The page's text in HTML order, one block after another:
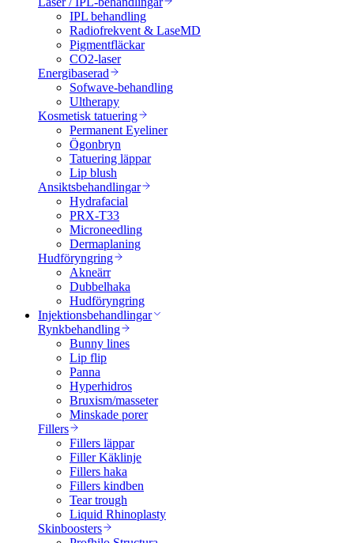
IPL behandling
Radiofrekvent & LaseMD
Pigmentfläckar
CO2-laser
Energibaserad
Sofwave-behandling
Ultherapy
Kosmetisk tatuering
Permanent Eyeliner
Ögonbryn
Tatuering läppar
Lip blush
Ansiktsbehandlingar
Hydrafacial
PRX-T33
Microneedling
Dermaplaning
Hudföryngring
Akneärr
Dubbelhaka
Hudföryngring
Injektionsbehandlingar
Rynkbehandling
Bunny lines
Lip flip
Panna
Hyperhidros
Bruxism/masseter
Minskade porer
Fillers
Fillers läppar
Filler Käklinje
Fillers haka
Fillers kindben
Tear trough
Liquid Rhinoplasty
Skinboosters